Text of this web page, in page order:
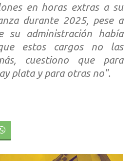
en horas extras a su
durante 2025, pese a
su administración había
estos cargos no las
cuestiono que para
plata y para otras no".